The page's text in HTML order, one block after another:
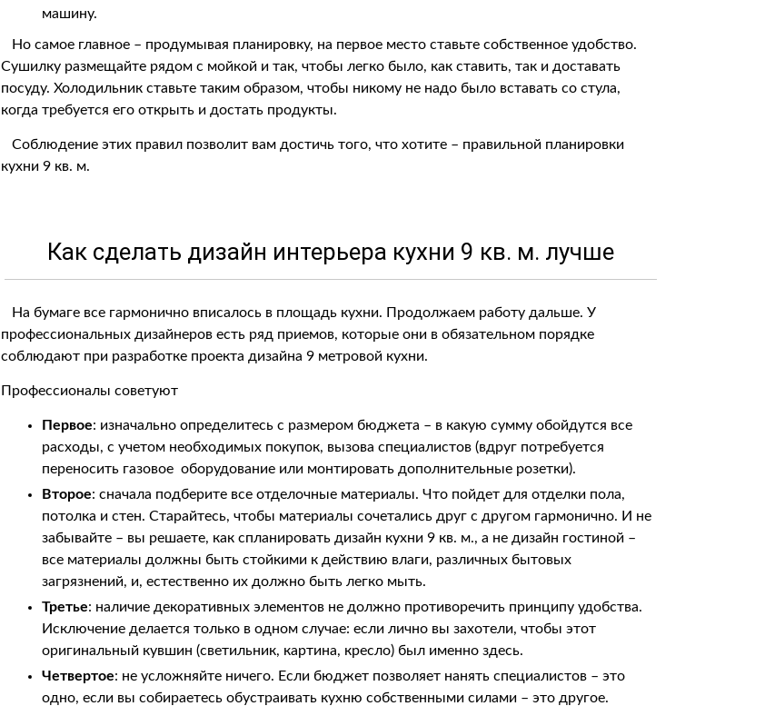
машину.
Но самое главное – продумывая планировку, на первое место ставьте собственное удобство.
Сушилку размещайте рядом с мойкой и так, чтобы легко было, как ставить, так и доставать
посуду. Холодильник ставьте таким образом, чтобы никому не надо было вставать со стула,
когда требуется его открыть и достать продукты.
Соблюдение этих правил позволит вам достичь того, что хотите – правильной планировки
кухни 9 кв. м.
Как сделать дизайн интерьера кухни 9 кв. м. лучше
На бумаге все гармонично вписалось в площадь кухни. Продолжаем работу дальше. У
профессиональных дизайнеров есть ряд приемов, которые они в обязательном порядке
соблюдают при разработке проекта дизайна 9 метровой кухни.
Профессионалы советуют
Первое: изначально определитесь с размером бюджета – в какую сумму обойдутся все
расходы, с учетом необходимых покупок, вызова специалистов (вдруг потребуется
переносить газовое оборудование или монтировать дополнительные розетки).
Второе: сначала подберите все отделочные материалы. Что пойдет для отделки пола,
потолка и стен. Старайтесь, чтобы материалы сочетались друг с другом гармонично. И не
забывайте – вы решаете, как спланировать дизайн кухни 9 кв. м., а не дизайн гостиной –
все материалы должны быть стойкими к действию влаги, различных бытовых
загрязнений, и, естественно их должно быть легко мыть.
Третье: наличие декоративных элементов не должно противоречить принципу удобства.
Исключение делается только в одном случае: если лично вы захотели, чтобы этот
оригинальный кувшин (светильник, картина, кресло) был именно здесь.
Четвертое: не усложняйте ничего. Если бюджет позволяет нанять специалистов – это
одно, если вы собираетесь обустраивать кухню собственными силами – это другое.